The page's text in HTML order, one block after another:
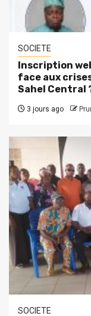
SOCIETE
Inscription
face aux
Sahel Central
3 jours ago
SOCIETE